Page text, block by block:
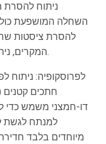
ניתוח להסרת
השחלה המושפעת
להסרת ציסטות
המקרים, ניתוח לפרוסקופי הוא הבחירה המועדפת.
לפרוסקופיה: ניתוח
דו-חמצני משמש כדי
למנתח לגשת
מיוחדים בלבד